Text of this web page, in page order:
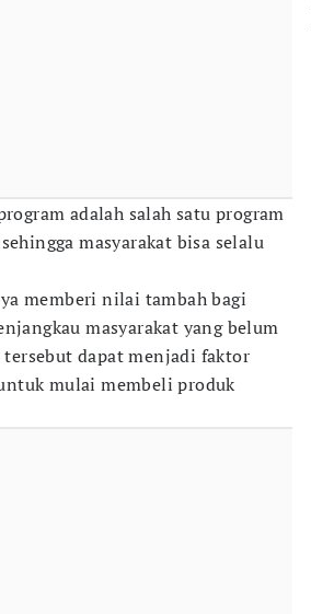
adalah salah satu program
masyarakat bisa selalu
memberi nilai tambah bagi
masyarakat yang belum
dapat menjadi faktor
mulai membeli produk